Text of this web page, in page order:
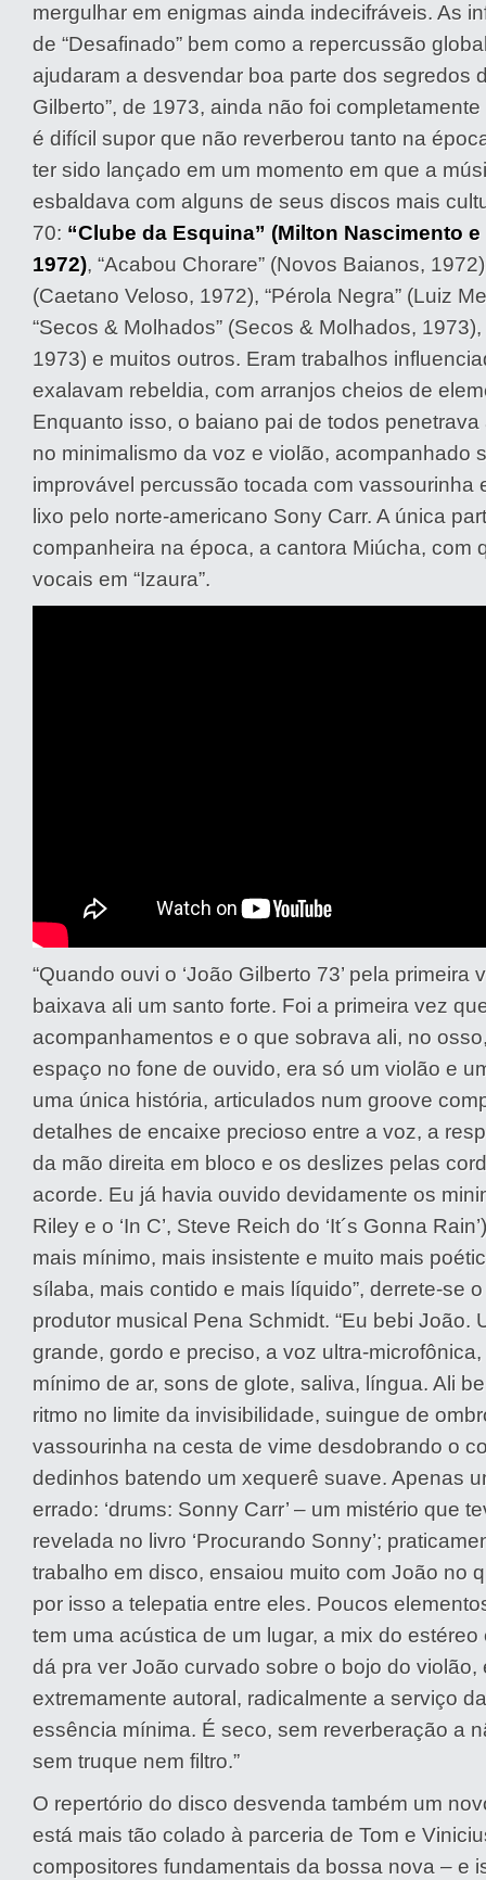
mergulhar em enigmas ainda indecifráveis. As
de “Desafinado” bem como a repercussão
ajudaram a desvendar boa parte dos segredos
Gilberto”, de 1973, ainda não foi
é difícil supor que não reverberou tanto na
ter sido lançado em um momento em que a
esbaldava com alguns de seus discos mais
70: “Clube da Esquina” (Milton Nascimento
1972), “Acabou Chorare” (Novos Baianos,
(Caetano Veloso, 1972), “Pérola Negra” (Luiz
“Secos & Molhados” (Secos & Molhados, 1973),
1973) e muitos outros. Eram trabalhos
exalavam rebeldia, com arranjos cheios de
Enquanto isso, o baiano pai de todos
no minimalismo da voz e violão, acompanhado
improvável percussão tocada com vassourinha
lixo pelo norte-americano Sony Carr. A única
companheira na época, a cantora Miúcha, com
vocais em “Izaura”.
“Quando ouvi o ‘João Gilberto 73’ pela primeira
baixava ali um santo forte. Foi a primeira vez
acompanhamentos e o que sobrava ali, no
espaço no fone de ouvido, era só um violão e
uma única história, articulados num groove
detalhes de encaixe precioso entre a voz, a
da mão direita em bloco e os deslizes pelas
acorde. Eu já havia ouvido devidamente os
Riley e o ‘In C’, Steve Reich do ‘It´s Gonna
mais mínimo, mais insistente e muito mais
sílaba, mais contido e mais líquido”, derrete-se
produtor musical Pena Schmidt. “Eu bebi João.
grande, gordo e preciso, a voz ultra-
mínimo de ar, sons de glote, saliva, língua. Ali
ritmo no limite da invisibilidade, suingue de
vassourinha na cesta de vime desdobrando o
dedinhos batendo um xequerê suave. Apenas
errado: ‘drums: Sonny Carr’ – um mistério que
revelada no livro ‘Procurando Sonny’;
trabalho em disco, ensaiou muito com João no
por isso a telepatia entre eles. Poucos
tem uma acústica de um lugar, a mix do
dá pra ver João curvado sobre o bojo do violão,
extremamente autoral, radicalmente a serviço
essência mínima. É seco, sem reverberação a
sem truque nem filtro.”
O repertório do disco desvenda também um
está mais tão colado à parceria de Tom e
compositores fundamentais da bossa nova – e